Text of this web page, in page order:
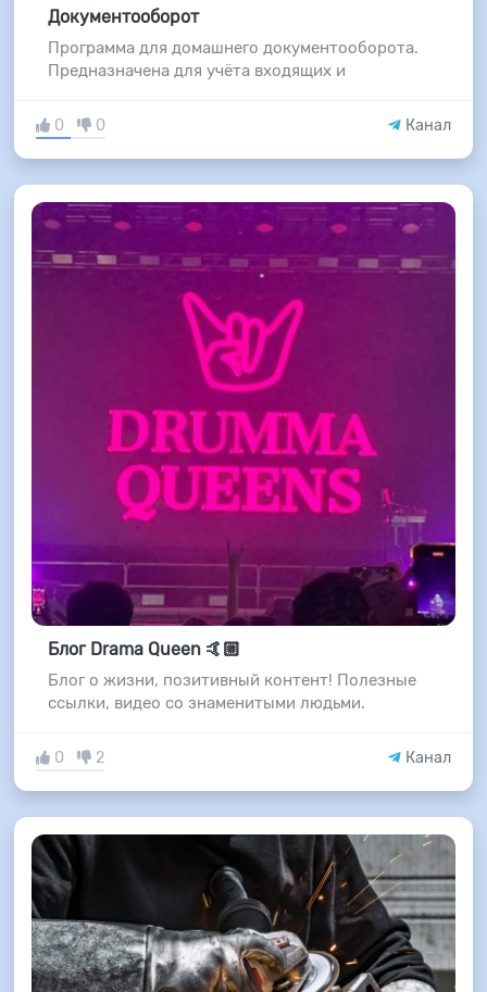
Документооборот
Программа для домашнего документооборота.
Предназначена для учёта входящих и
0 0 Канал
Блог Drama Queen 🤙🏼
Блог о жизни, позитивный контент! Полезные
ссылки, видео со знаменитыми людьми.
0 2 Канал